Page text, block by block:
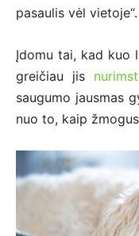
pasaulis vėl vietoje“.
Įdomu tai, kad kuo
greičiau jis
saugumo jausmas
nuo to, kaip